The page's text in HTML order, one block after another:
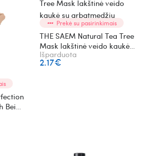
Beige
Prekė su pasirinkimais
THE SAEM Natural Tea Tree
Mask lakštinė veido kaukė
su arbatmedžiu
Išparduota
2.17€